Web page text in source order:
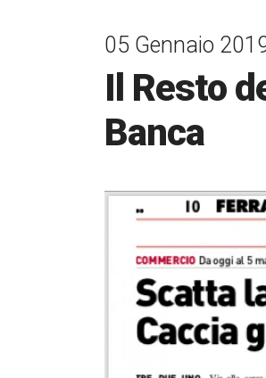
05 Gennaio
Il Resto
Banca